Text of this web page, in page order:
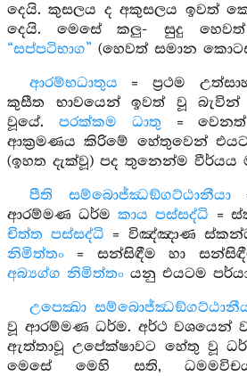
දෙයි. කුසලය ද අකුසලය ඉවත්
දෙයි. මෙසේ කලු- සුදු
“සප්පටිභාග” (හෙවත් සමාන
ආරම්භධාතුය = ප්‍රථම
කුසීත භාවයෙන් ඉවත් වූ බැවින්
වූයේ. පරක්කම ධාතු =
ආක්‍රමණය කිරිමේ හේතුවෙන්
(ඉහත දැක්වූ) පද තුනෙන්ම වීර්යය
පීති සම්බොජ්ඣඞ්ගට්ඨානීයා
ආරම්මණ ධර්මකාය පස්සද්ධි =
චිත්ත පස්සද්ධි = විඤ්ඤාණ
නිමිත්තං = සන්සිඳීම හා
අබ්‍යග්ග නිමිත්තං යනු එයටම
උපෙක්‍ඛා
වූ ආරම්මණ ධර්ම. අර්ථ වශයෙන්
ඇත්තාවූ උපේක්ෂාවට හේතු වූ
මෙසේ මෙහි සති,